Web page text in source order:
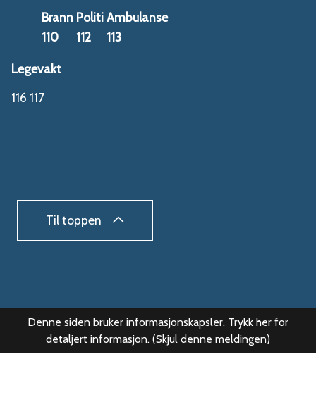
Brann PolitiAmbulanse
110
112 113
Legevakt
116 117
Til toppen
Denne siden bruker informasjonskapsler. Trykk her for
detaljert informasjon. (Skjul denne meldingen)